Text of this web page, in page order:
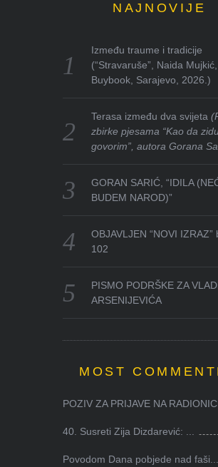
NAJNOVIJE
Između traume i tradicije
(“Stravaruše”, Naida Mujkić,
Buybook, Sarajevo, 2026.)
Terasa između dva svijeta
zbirke pjesama “Kao da
govorim”, autora Gorana
GORAN SARIĆ, “IDILA
BUDEM NAROD)”
OBJAVLJEN “NOVI IZRAZ”
102
PISMO PODRŠKE ZA
ARSENIJEVIĆA
MOST
POZIV ZA PRIJAVE NA
40. Susreti Zija Dizdarević: ...
Povodom Dana pobjede nad faši...